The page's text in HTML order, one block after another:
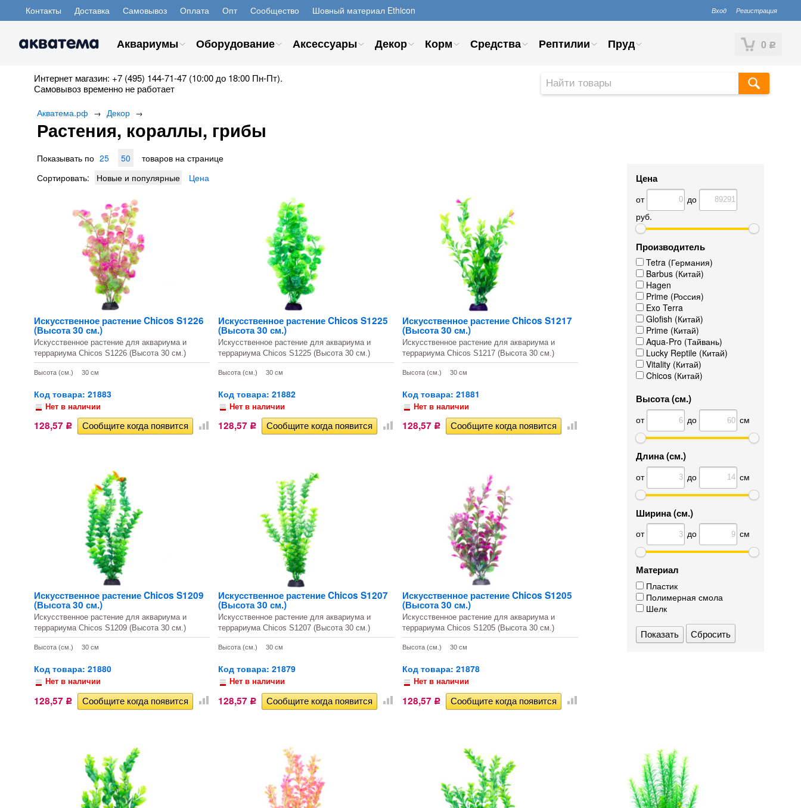
Контакты Доставка Самовывоз Оплата Опт Сообщество Шовный материал Ethicon Вход Регистрация
0 Р
Аквариумы Оборудование Аксессуары Декор Корм Средства Рептилии Пруд
Интернет магазин: +7 (495) 144-71-47 (10:00 до 18:00 Пн-Пт).
Самовывоз временно не работает
Акватема.рф → Декор →
Растения, кораллы, грибы
Показывать по 25 50 товаров на странице
Цена
от
до
руб.
Производитель
Tetra (Германия)
Barbus (Китай)
Hagen
Prime (Россия)
Exo Terra
Glofish (Китай)
Prime (Китай)
Aqua-Pro (Тайвань)
Lucky Reptile (Китай)
Vitality (Китай)
Chicos (Китай)
Высота (см.)
от до см
Длина (см.)
от до см
Ширина (см.)
от до см
Материал
Пластик
Полимерная смола
Шелк
Сбросить
Сортировать: Новые и популярные Цена
Искусственное растение Chicos S1226
(Высота 30 см.)
Искусственное растение для аквариума и
террариума Chicos S1226 (Высота 30 см.)
Высота (см.) 30 см
Код товара: 21883
Нет в наличии
128,57 Р
Искусственное растение Chicos S1225
(Высота 30 см.)
Искусственное растение для аквариума и
террариума Chicos S1225 (Высота 30 см.)
Высота (см.) 30 см
Код товара: 21882
Нет в наличии
128,57 Р
Искусственное растение Chicos S1217
(Высота 30 см.)
Искусственное растение для аквариума и
террариума Chicos S1217 (Высота 30 см.)
Высота (см.) 30 см
Код товара: 21881
Нет в наличии
128,57 Р
Искусственное растение Chicos S1209
(Высота 30 см.)
Искусственное растение для аквариума и
террариума Chicos S1209 (Высота 30 см.)
Высота (см.) 30 см
Код товара: 21880
Нет в наличии
128,57 Р
Искусственное растение Chicos S1207
(Высота 30 см.)
Искусственное растение для аквариума и
террариума Chicos S1207 (Высота 30 см.)
Высота (см.) 30 см
Код товара: 21879
Нет в наличии
128,57 Р
Искусственное растение Chicos S1205
(Высота 30 см.)
Искусственное растение для аквариума и
террариума Chicos S1205 (Высота 30 см.)
Высота (см.) 30 см
Код товара: 21878
Нет в наличии
128,57 Р